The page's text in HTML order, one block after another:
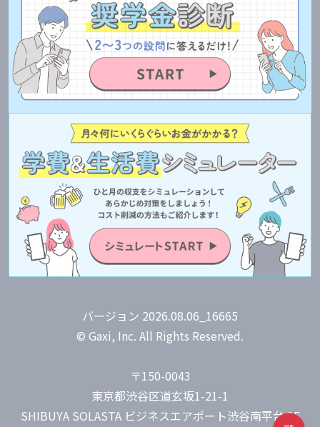
バージョン 2026.08.06_16665
© Gaxi, Inc. All Rights Reserved.
〒150-0043
東京都渋谷区道玄坂1-21-1
SHIBUYA SOLASTA ビジネスエアポート渋谷南平台 3F